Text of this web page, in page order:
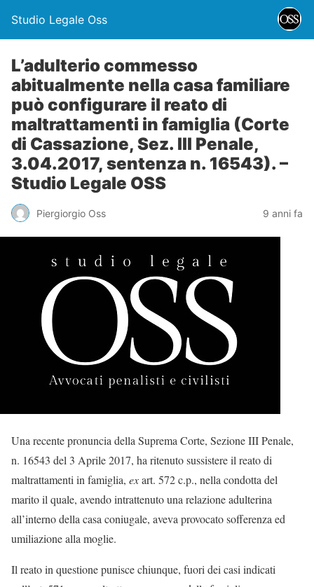
Studio Legale Oss
L’adulterio commesso
abitualmente nella casa familiare
può configurare il reato di
maltrattamenti in famiglia (Corte
di Cassazione, Sez. III Penale,
3.04.2017, sentenza n. 16543). –
Studio Legale OSS
Piergiorgio Oss 9 anni fa
Una recente pronuncia della Suprema Corte, Sezione III Penale,
n. 16543 del 3 Aprile 2017, ha ritenuto sussistere il reato di
maltrattamenti in famiglia, exart. 572 c.p., nella condotta del
marito il quale, avendo intrattenuto una relazione adulterina
all’interno della casa coniugale, aveva provocato sofferenza ed
umiliazione alla moglie.
Il reato in questione punisce chiunque, fuori dei casi indicati